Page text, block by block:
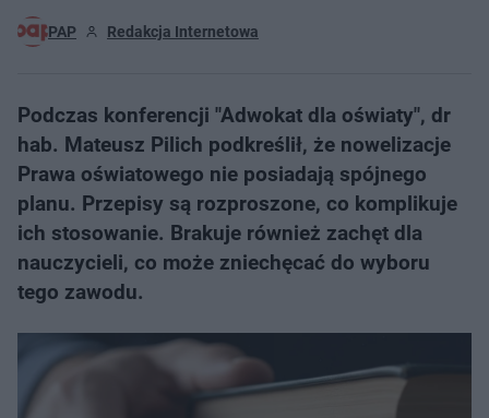
PAP Redakcja Internetowa
Podczas konferencji "Adwokat dla oświaty", dr
hab. Mateusz Pilich podkreślił, że nowelizacje
Prawa oświatowego nie posiadają spójnego
planu. Przepisy są rozproszone, co komplikuje
ich stosowanie. Brakuje również zachęt dla
nauczycieli, co może zniechęcać do wyboru
tego zawodu.